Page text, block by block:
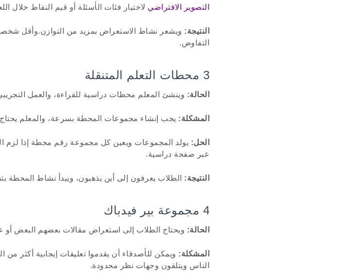
التصوير الافتراضي لاختيار فئات الأسئلة أو قيم النقاط خلال
النتيجة: ويشعر نشاط الاستعراض بمزيد من التوازن.وأقل
التفاوض.
3 محطات التعلم المتنقلة
الحالة: وينشئ المعلم محطات دراسية للقراءة، والعمل
المشكلة: يجب إنشاء مجموعات المحطة بسرعة، والمعلم
الحل: يولد المجموعات ويعين كل مجموعة رقم محطة إذا لزم
عبر صفحة دراسية.
النتيجة: الطلاب يعرفون إلى أين يذهبون، ويبدأ نشاط المحطة
4 مجموعة بير فيدباك
الحالة: ويحتاج الطلاب إلى استعراض مقالات بعضهم البعض
المشكلة: ويمكن للأصدقاء أن يقدموا تعليقات إيجابية أكثر
الناس ويتلقون وجهات نظر محدودة.